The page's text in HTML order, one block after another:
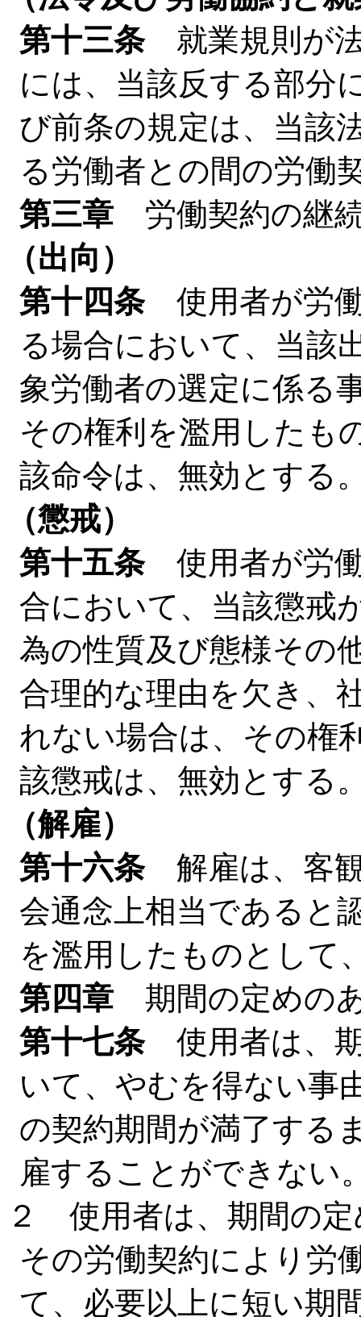
第十三条就業規則が法
には、当該反する部分
び前条の規定は、当該
る労働者との間の労働
第三章 労働契約の継
（出向）
第十四条使用者が労働
る場合において、当該
象労働者の選定に係る
その権利を濫用したも
該命令は、無効とする
（懲戒）
第十五条使用者が労働
合において、当該懲戒
為の性質及び態様その
合理的な理由を欠き、
れない場合は、その権
該懲戒は、無効とする
（解雇）
第十六条解雇は、客観
会通念上相当であると
を濫用したものとして
第四章 期間の定めの
第十七条使用者は、期
いて、やむを得ない事
の契約期間が満了する
雇することができない
２ 使用者は、期間の
その労働契約により労
て、必要以上に短い期